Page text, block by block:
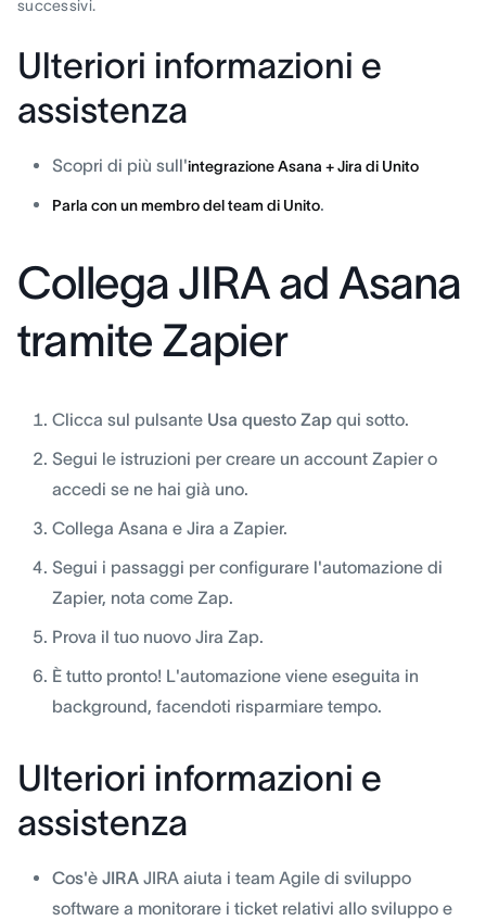
successivi.
Ulteriori informazioni e
assistenza
Scopri di più sull'integrazione Asana + Jira di Unito
Parla con un membro del team di Unito.
Collega JIRA ad Asana
tramite Zapier
Clicca sul pulsante Usa questo Zap qui sotto.
Segui le istruzioni per creare un account Zapier o
accedi se ne hai già uno.
Collega Asana e Jira a Zapier.
Segui i passaggi per configurare l'automazione di
Zapier, nota come Zap.
Prova il tuo nuovo Jira Zap.
È tutto pronto! L'automazione viene eseguita in
background, facendoti risparmiare tempo.
Ulteriori informazioni e
assistenza
Cos'è JIRA JIRA aiuta i team Agile di sviluppo
software a monitorare i ticket relativi allo sviluppo e